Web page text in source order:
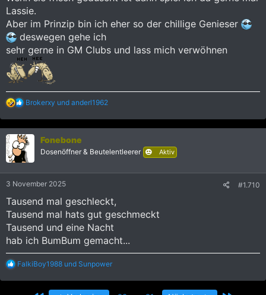
Lassie.
Aber im Prinzip bin ich eher so der chillige Genieser
deswegen gehe ich
sehr gerne in GM Clubs und lass mich verwöhnen
R
a
k
t
i
o
n
Brokerxy und anderl1962
Fonebone
Dosenöffner & Beutelentleerer Aktiv
3 November 2025 #1.710
Tausend mal geschleckt,
Tausend mal hats gut geschmeckt
Tausend und eine Nacht
hab ich BumBum gemacht...
R
a
FalkiBoy1988 und Sunpower